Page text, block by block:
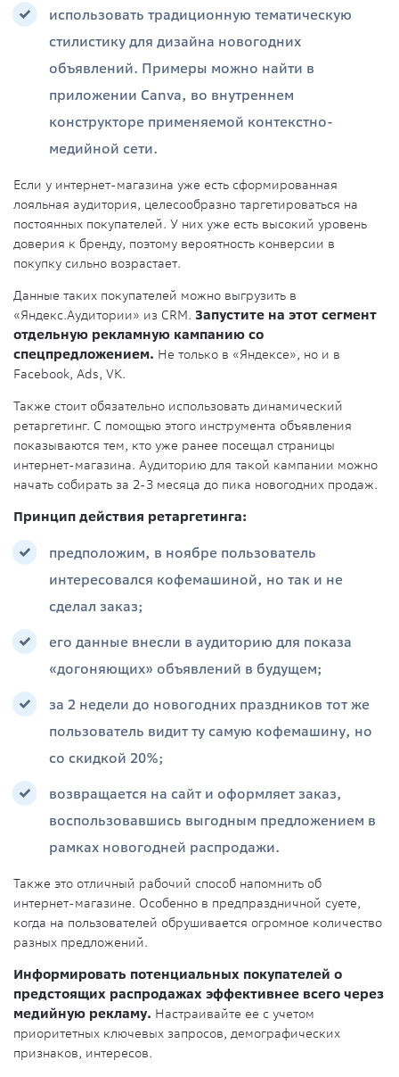
использовать традиционную тематическую
стилистику для дизайна новогодних
объявлений. Примеры можно найти в
приложении Canva, во внутреннем
конструкторе применяемой контекстно-
медийной сети.
Если у интернет-магазина уже есть сформированная
лояльная аудитория, целесообразно таргетироваться на
постоянных покупателей. У них уже есть высокий уровень
доверия к бренду, поэтому вероятность конверсии в
покупку сильно возрастает.
Данные таких покупателей можно выгрузить в
«Яндекс.Аудитории» из CRM. Запустите на этот сегмент
отдельную рекламную кампанию со
спецпредложением. Не только в «Яндексе», но и в
Facebook, Ads, VK.
Также стоит обязательно использовать динамический
ретаргетинг. С помощью этого инструмента объявления
показываются тем, кто уже ранее посещал страницы
интернет-магазина. Аудиторию для такой кампании можно
начать собирать за 2-3 месяца до пика новогодних продаж.
Принцип действия ретаргетинга:
предположим, в ноябре пользователь
интересовался кофемашиной, но так и не
сделал заказ;
его данные внесли в аудиторию для показа
«догоняющих» объявлений в будущем;
за 2 недели до новогодних праздников тот же
пользователь видит ту самую кофемашину, но
со скидкой 20%;
возвращается на сайт и оформляет заказ,
воспользовавшись выгодным предложением в
рамках новогодней распродажи.
Также это отличный рабочий способ напомнить об
интернет-магазине. Особенно в предпраздничной суете,
когда на пользователей обрушивается огромное количество
разных предложений.
Информировать потенциальных покупателей о
предстоящих распродажах эффективнее всего через
медийную рекламу. Настраивайте ее с учетом
приоритетных ключевых запросов, демографических
признаков, интересов.